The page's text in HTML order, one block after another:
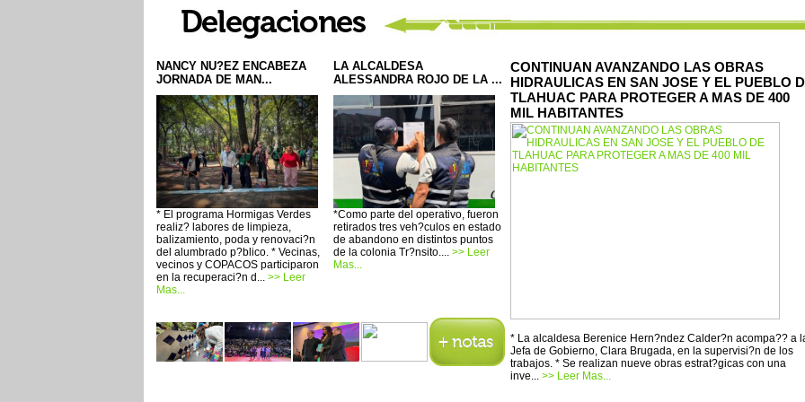
NANCY NU?EZ ENCABEZA
JORNADA DE MAN...
* El programa Hormigas Verdes
realiz? labores de limpieza,
balizamiento, poda y renovaci?n
del alumbrado p?blico. * Vecinas,
vecinos y COPACOS participaron
en la recuperaci?n d... >> Leer
Mas...
LA ALCALDESA
ALESSANDRA ROJO DE LA ...
*Como parte del operativo, fueron
retirados tres veh?culos en estado
de abandono en distintos puntos
de la colonia Tr?nsito.... >> Leer
Mas...
CONTINUAN AVANZANDO LAS OBRAS
HIDRAULICAS EN SAN JOSE Y EL PUEBLO
TLAHUAC PARA PROTEGER A MAS DE 400
MIL HABITANTES
* La alcaldesa Berenice Hern?ndez Calder?n acompa?? a
Jefa de Gobierno, Clara Brugada, en la supervisi?n de los
trabajos. * Se realizan nueve obras estrat?gicas con una
inve... >> Leer Mas...